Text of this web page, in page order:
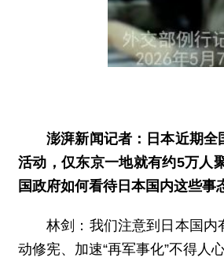
澎湃新闻记者：日本近期
活动，仅东京一地就有约5万人
国政府如何看待日本国内这些
林剑：我们注意到日本国
动修宪、加速“再军事化”不得人